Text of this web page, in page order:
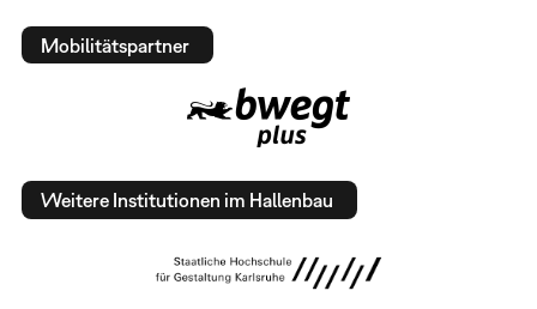
Mobilitätspartner
Weitere Institutionen im Hallenbau